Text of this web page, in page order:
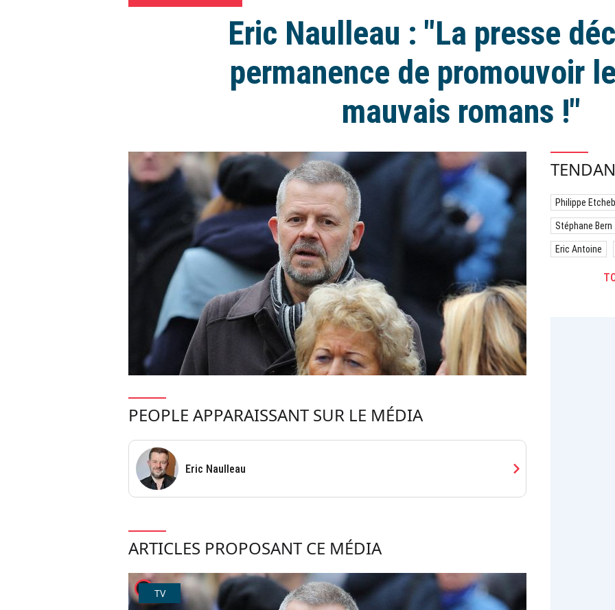
Eric Naulleau : "La presse
permanence de promouvoir
mauvais romans !"
PEOPLE APPARAISSANT SUR LE MÉDIA
Eric Naulleau chevron_right
ARTICLES PROPOSANT CE MÉDIA
player2TV
Philippe
Stéphane Bern
Eric Antoine